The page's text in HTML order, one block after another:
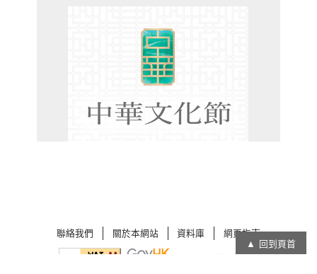
聯絡我們 關於本網站 資料庫 網頁指南
回到頁首